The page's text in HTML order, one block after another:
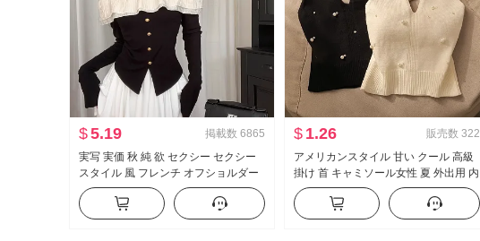
$5.19 掲載数 6865
実写 実価 秋 純 欲 セクシー セクシー
スタイル 風 フレンチ オフショルダー
長袖 Tシャツ 女性 フリル ウエストシ
ェイプ トップス
$ 1.26 販売数 322
アメリカンスタイル 甘い クール 高級
掛け 首 キャミソール女性 夏 外出用 内
かける インナーシャツ セクシースタ
イル ニット ベアトップ トップス